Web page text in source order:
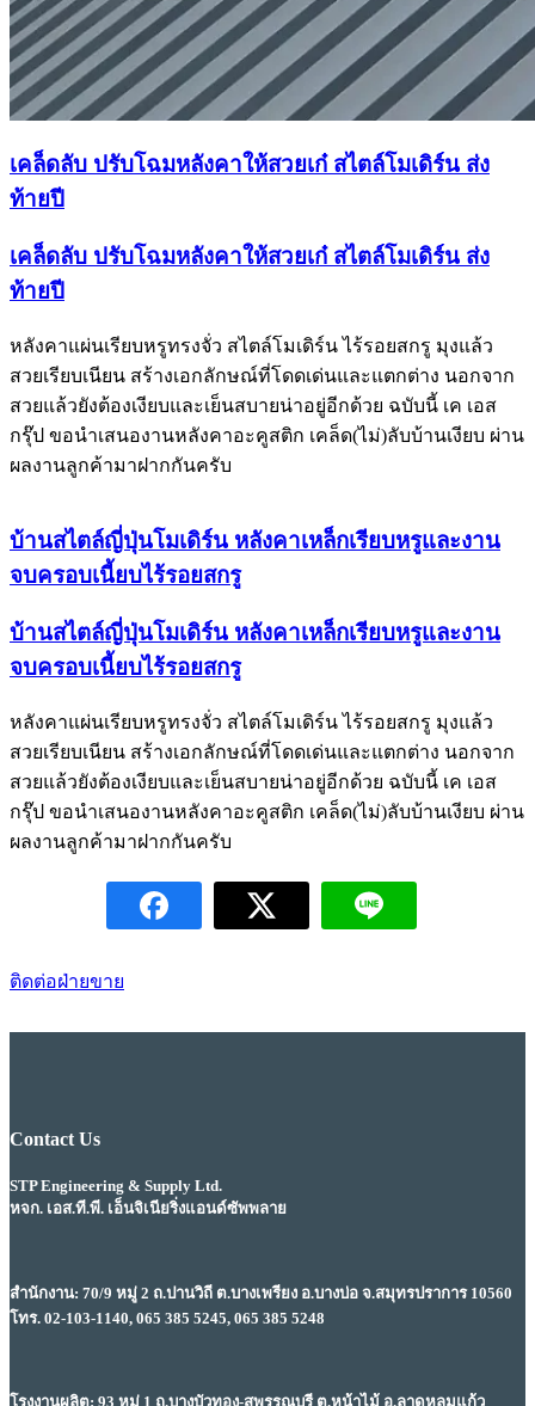
เคล็ดลับ ปรับโฉมหลังคาให้สวยเก๋ สไตล์โมเดิร์น ส่ง
ท้ายปี
เคล็ดลับ ปรับโฉมหลังคาให้สวยเก๋ สไตล์โมเดิร์น ส่ง
ท้ายปี
หลังคาแผ่นเรียบหรูทรงจั่ว สไตล์โมเดิร์น ไร้รอยสกรู มุงแล้ว
สวยเรียบเนียน สร้างเอกลักษณ์ที่โดดเด่นและแตกต่าง นอกจาก
สวยแล้วยังต้องเงียบและเย็นสบายน่าอยู่อีกด้วย ฉบับนี้ เค เอส
กรุ๊ป ขอนำเสนองานหลังคาอะคูสติก เคล็ด(ไม่)ลับบ้านเงียบ ผ่าน
ผลงานลูกค้ามาฝากกันครับ
บ้านสไตล์ญี่ปุ่นโมเดิร์น หลังคาเหล็กเรียบหรูและงาน
จบครอบเนี้ยบไร้รอยสกรู
บ้านสไตล์ญี่ปุ่นโมเดิร์น หลังคาเหล็กเรียบหรูและงาน
จบครอบเนี้ยบไร้รอยสกรู
หลังคาแผ่นเรียบหรูทรงจั่ว สไตล์โมเดิร์น ไร้รอยสกรู มุงแล้ว
สวยเรียบเนียน สร้างเอกลักษณ์ที่โดดเด่นและแตกต่าง นอกจาก
สวยแล้วยังต้องเงียบและเย็นสบายน่าอยู่อีกด้วย ฉบับนี้ เค เอส
กรุ๊ป ขอนำเสนองานหลังคาอะคูสติก เคล็ด(ไม่)ลับบ้านเงียบ ผ่าน
ผลงานลูกค้ามาฝากกันครับ
ติดต่อฝ่ายขาย
Contact Us
STP Engineering & Supply Ltd.
หจก. เอส.ที.พี. เอ็นจิเนียริ่งแอนด์ซัพพลาย
สำนักงาน: 70/9 หมู่ 2 ถ.ปานวิถี ต.บางเพรียง อ.บางบ่อ จ.สมุทรปราการ 10560
โทร. 02-103-1140, 065 385 5245, 065 385 5248
โรงงานผลิต: 93 หมู่ 1 ถ.บางบัวทอง-สุพรรณบุรี ต.หน้าไม้ อ.ลาดหลุมแก้ว